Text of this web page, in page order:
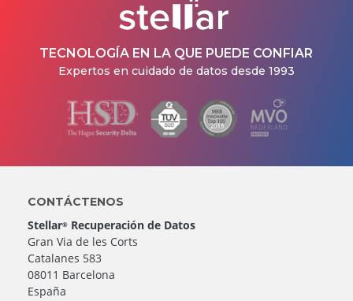
TECNOLOGÍA EN LA QUE PUEDE CONFIAR
Expertos en cuidado de datos desde 1993
CONTÁCTENOS
Stellar® Recuperación de Datos
Gran Via de les Corts
Catalanes 583
08011 Barcelona
España